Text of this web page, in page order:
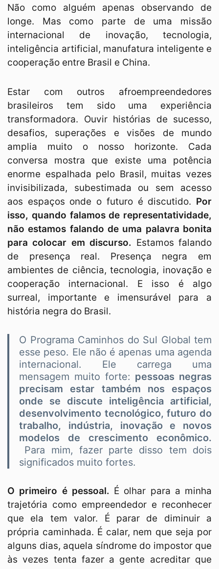
Não como alguém apenas observando de
longe. Mas como parte de uma missão
internacional de inovação, tecnologia,
inteligência artificial, manufatura inteligente e
cooperação entre Brasil e China.
Estar com outros afroempreendedores
brasileiros tem sido uma experiência
transformadora. Ouvir histórias de sucesso,
desafios, superações e visões de mundo
amplia muito o nosso horizonte. Cada
conversa mostra que existe uma potência
enorme espalhada pelo Brasil, muitas vezes
invisibilizada, subestimada ou sem acesso
aos espaços onde o futuro é discutido. Por
isso, quando falamos de representatividade,
não estamos falando de uma palavra bonita
para colocar em discurso. Estamos falando
de presença real. Presença negra em
ambientes de ciência, tecnologia, inovação e
cooperação internacional. E isso é algo
surreal, importante e imensurável para a
história negra do Brasil.
O Programa Caminhos do Sul Global tem
esse peso. Ele não é apenas uma agenda
internacional. Ele carrega uma
mensagem muito forte: pessoas negras
precisam estar também nos espaços
onde se discute inteligência artificial,
desenvolvimento tecnológico, futuro do
trabalho, indústria, inovação e novos
modelos de crescimento econômico.
Para mim, fazer parte disso tem dois
significados muito fortes.
O primeiro é pessoal. É olhar para a minha
trajetória como empreendedor e reconhecer
que ela tem valor. É parar de diminuir a
própria caminhada. É calar, nem que seja por
alguns dias, aquela síndrome do impostor que
às vezes tenta fazer a gente acreditar que